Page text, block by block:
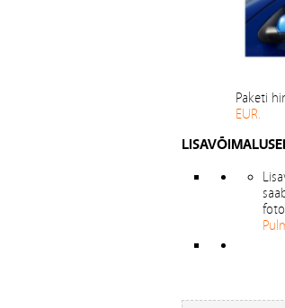
Paketi
EUR.